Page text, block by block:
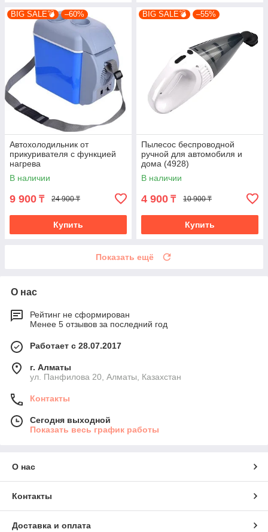
BIG SALE💣 –60%
Автохолодильник от
прикуривателя с функцией
нагрева
В наличии
9 900 ₸ 24 900 ₸
Купить
BIG SALE💣 –55%
Пылесос беспроводной
ручной для автомобиля и
дома (4928)
В наличии
4 900 ₸ 10 900 ₸
Купить
Показать ещё
О нас
Рейтинг не сформирован
Менее 5 отзывов за последний год
Работает с 28.07.2017
г. Алматы
ул. Панфилова 20, Алматы, Казахстан
Контакты
Сегодня выходной
Показать весь график работы
О нас
Контакты
Доставка и оплата